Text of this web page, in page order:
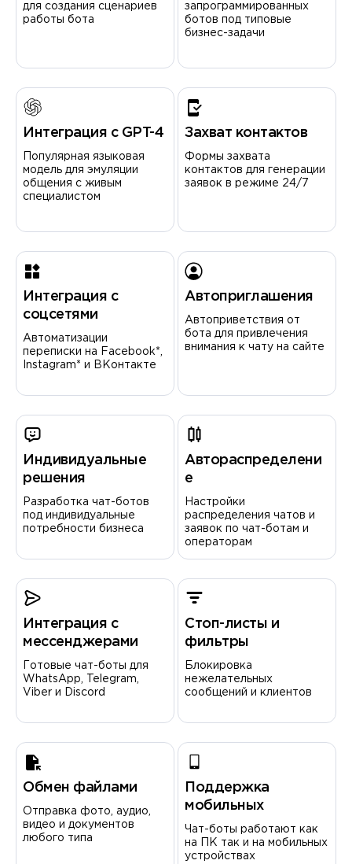
для создания сценариев
работы бота
запрограммированных
ботов под типовые
бизнес-задачи
Интеграция с GPT-4
Популярная языковая
модель для эмуляции
общения с живым
специалистом
Захват контактов
Формы захвата
контактов для генерации
заявок в режиме 24/7
Интеграция с
соцсетями
Автоматизации
переписки на Facebook*,
Instagram* и ВКонтакте
Автоприглашения
Автоприветствия от
бота для привлечения
внимания к чату на сайте
Индивидуальные
решения
Разработка чат-ботов
под индивидуальные
потребности бизнеса
Автораспределени
е
Настройки
распределения чатов и
заявок по чат-ботам и
операторам
Интеграция с
мессенджерами
Готовые чат-боты для
WhatsApp, Telegram,
Viber и Discord
Стоп-листы и
фильтры
Блокировка
нежелательных
сообщений и клиентов
Обмен файлами
Отправка фото, аудио,
видео и документов
любого типа
Поддержка
мобильных
Чат-боты работают как
на ПК так и на мобильных
устройствах